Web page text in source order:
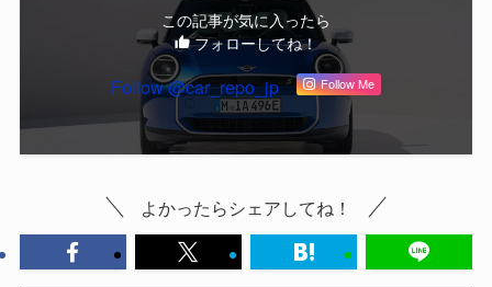
この記事が気に入ったら
フォローしてね！
Follow @car_repo_jp Follow Me
よかったらシェアしてね！